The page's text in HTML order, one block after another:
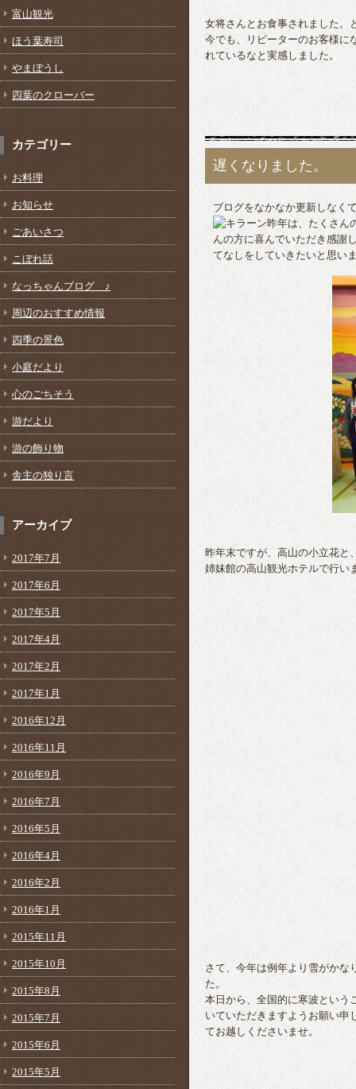
富山観光
ほう葉寿司
やまぼうし
四葉のクローバー
カテゴリー
お料理
お知らせ
ごあいさつ
こぼれ話
なっちゃんブログ ♪
周辺のおすすめ情報
四季の景色
小庭だより
心のごちそう
游だより
游の飾り物
舎主の独り言
アーカイブ
2017年7月
2017年6月
2017年5月
2017年4月
2017年2月
2017年1月
2016年12月
2016年11月
2016年9月
2016年7月
2016年5月
2016年4月
2016年2月
2016年1月
2015年11月
2015年10月
2015年8月
2015年7月
2015年6月
2015年5月
女将さんとお食事されました。
今でも、リピーターのお客様に
れているなと実感しました。
遅くなりました。
ブログをなかなか更新しなく
昨年は、たくさん
んの方に喜んでいただき感謝
てなしをしていきたいと思い
昨年末ですが、高山の小立花
姉妹館の高山観光ホテルで行い
さて、今年は例年より雪がかな
た。
本日から、全国的に寒波という
いていただきますようお願い申
てお越しくださいませ。